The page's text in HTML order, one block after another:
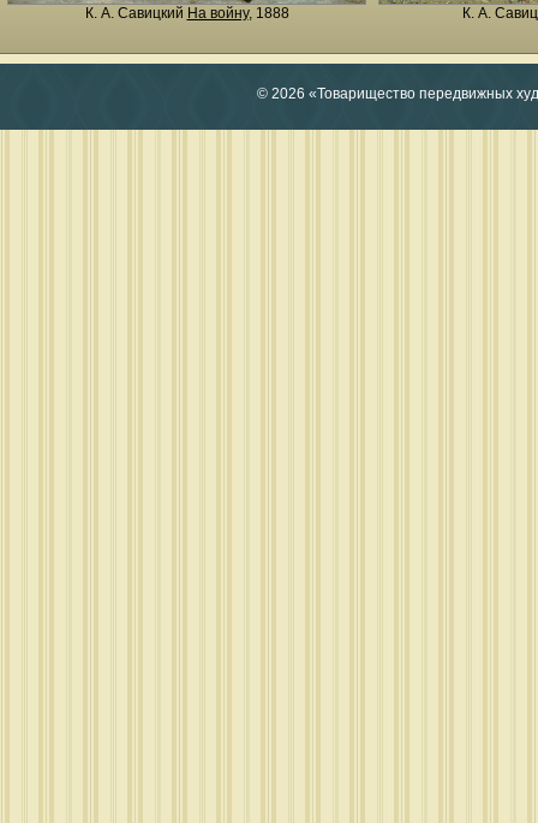
К. А. Савицкий На войну, 1888 К. А.
© 2026 «Товарищество передвижных